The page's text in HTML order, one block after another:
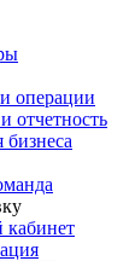
операции
отчетность